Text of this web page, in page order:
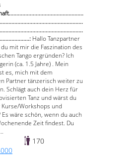
Hallo Tanzpartner
mit mir die Faszination des
Tango ergründen? Ich
(ca. 1.5 Jahre) . Mein
es, mich mit dem
Partner tänzerisch weiter zu
Schlägt auch dein Herz für
Tanz und wärst du
Workshops und
Es wäre schön, wenn du auch
Zeit findest. Du
170